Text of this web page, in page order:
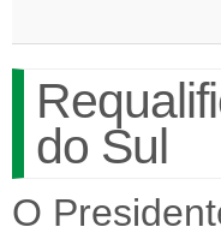
do Sul
O